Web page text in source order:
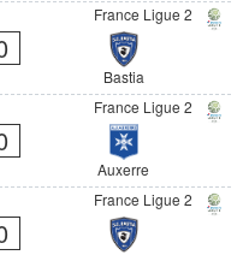
France Ligue 2
Bastia
France Ligue 2
Auxerre
France Ligue 2